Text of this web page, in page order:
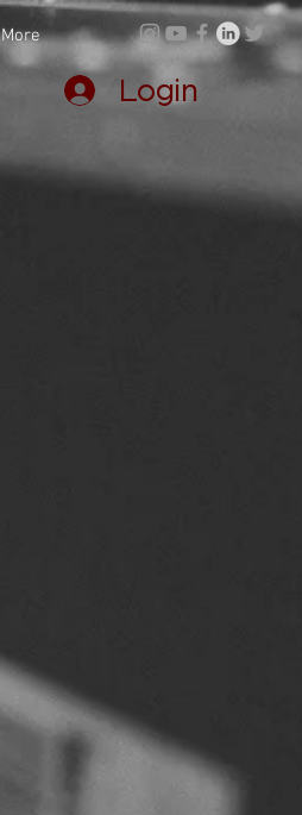
More
Login